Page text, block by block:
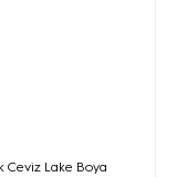
Ceviz Lake Boya